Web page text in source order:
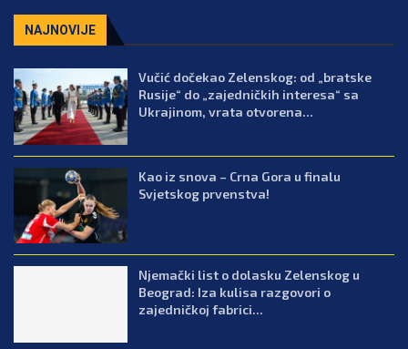
NAJNOVIJE
Vučić dočekao Zelenskog: od „bratske
Rusije“ do „zajedničkih interesa“ sa
Ukrajinom, vrata otvorena...
Kao iz snova – Crna Gora u finalu
Svjetskog prvenstva!
Njemački list o dolasku Zelenskog u
Beograd: Iza kulisa razgovori o
zajedničkoj fabrici...